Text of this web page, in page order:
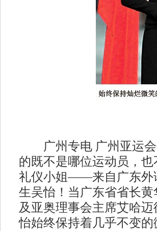
广州专电 广州亚运会
的既不是哪位运动员，
礼仪小姐——来自广东外
生吴怡！当广东省省长
及亚奥理事会主席艾哈
怡始终保持着几乎不变